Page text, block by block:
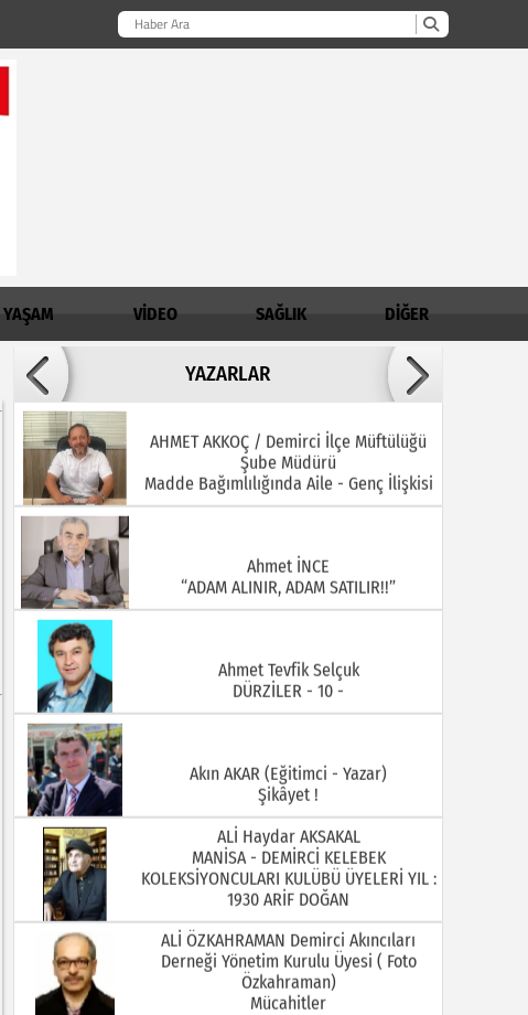
YAŞAM VİDEO SAĞLIK DİĞER
YAZARLAR
İNŞALLAH MUHSİNLERDEN OLURUZ!
AHMET AKKOÇ / Demirci İlçe Müftülüğü
Şube Müdürü
Madde Bağımlılığında Aile - Genç İlişkisi
Ahmet İNCE
“ADAM ALINIR, ADAM SATILIR!!”
Ahmet Tevfik Selçuk
DÜRZİLER - 10 -
Akın AKAR (Eğitimci - Yazar)
Şikâyet !
ALİ Haydar AKSAKAL
MANİSA - DEMİRCİ KELEBEK
KOLEKSİYONCULARI KULÜBÜ ÜYELERİ YIL :
1930 ARİF DOĞAN
ALİ ÖZKAHRAMAN Demirci Akıncıları
Derneği Yönetim Kurulu Üyesi ( Foto
Özkahraman)
Mücahitler